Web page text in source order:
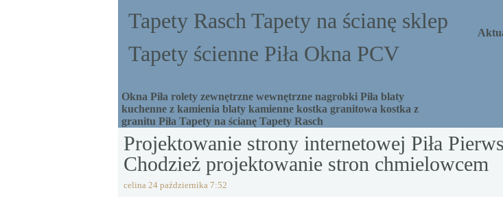
Tapety Rasch Tapety na ścianę sklep
Tapety ścienne Piła Okna PCV
Okna Piła rolety zewnętrzne wewnętrzne nagrobki Piła blaty
kuchenne z kamienia blaty kamienne kostka granitowa kostka z
granitu Piła Tapety na ścianę Tapety Rasch
Projektowanie strony internetowej Piła
Chodzież projektowanie stron chmielowcem
celina 24 października 7:52